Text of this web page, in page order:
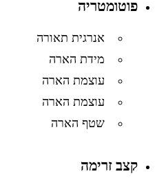
פוטומטריה
אנרגית תאורה
מידת הארה
עוצמת הארה
עוצמת הארה
שטף הארה
קצב זרימה